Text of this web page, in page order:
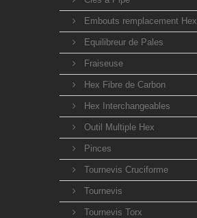
Embouts remplacement Hex
Equilibreur de Pales
Fraiseuse
Hex Fibre de Carbon
Hex Interchangeables
Outil Multiple Hex
Pinces
Tournevis Cruciforme
Tournevis
Tournevis Torx